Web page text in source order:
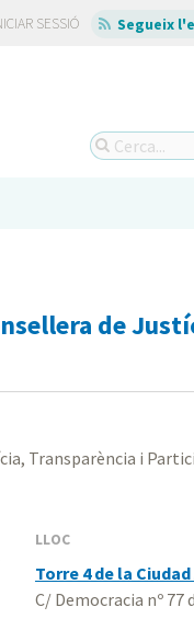
SESSIÓ Segueix
de
Transparència i
LLOC
Torre 4 de la
C/ Democracia nº 77